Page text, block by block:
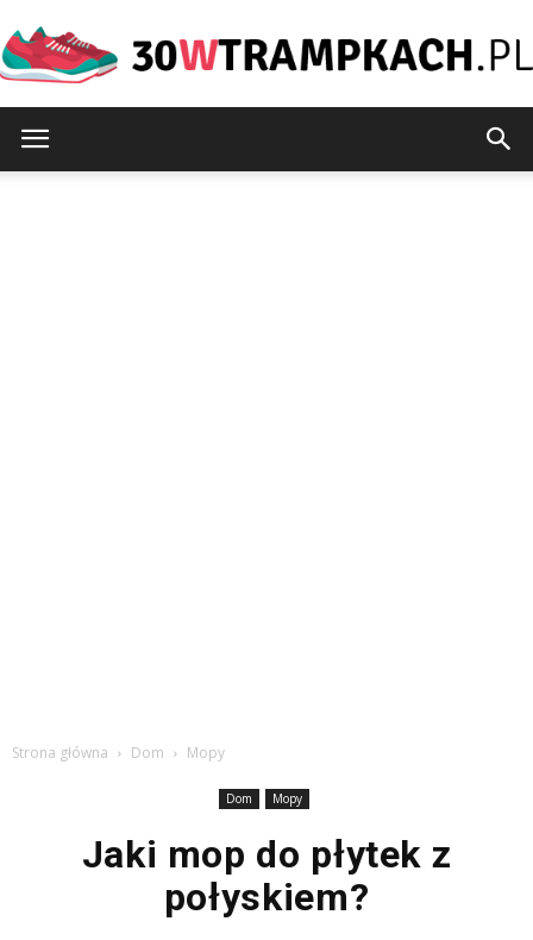
Strona główna Dom Mopy
Dom Mopy
Jaki mop do płytek z
połyskiem?